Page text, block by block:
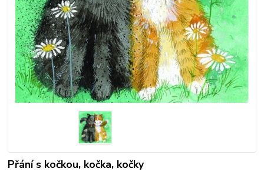
Přání s kočkou, kočka, kočky